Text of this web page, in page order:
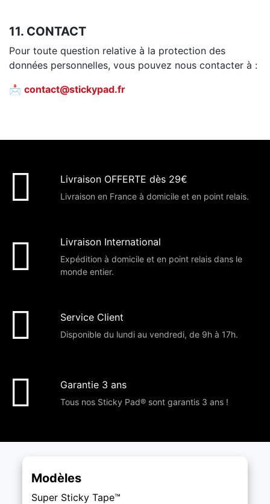
11. CONTACT
Pour toute question relative à la protection des
données personnelles, vous pouvez nous contacter à :
📩 contact@stickypad.fr
Livraison OFFERTE dès 29€
Livraison en France à domicile et en point relais.
Livraison International
Expédition à domicile et en point relais dans le
monde entier.
Service Client
Disponible du lundi au vendredi, de 9h à 17h.
Garantie 3 ans
Tous nos Sticky Pad® sont garantis 3 ans !
Modèles
Super Sticky Tape™